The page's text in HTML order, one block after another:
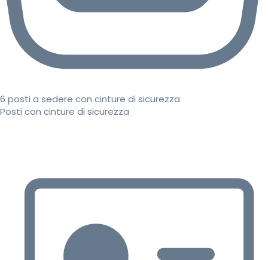
6 posti a sedere con cinture di sicurezza
Posti con cinture di sicurezza